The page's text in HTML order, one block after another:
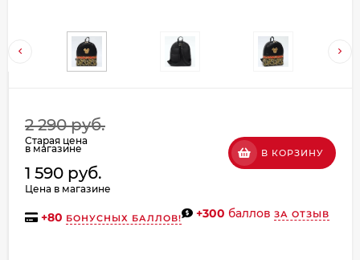
2 290 руб.
Старая цена
в магазине
1 590 руб.
Цена в магазине
В КОРЗИНУ
+80 БОНУСНЫХ БАЛЛОВ! +300 баллов ЗА ОТЗЫВ
Получайте товар
выбранный способом
списываться
по25
Подробнее